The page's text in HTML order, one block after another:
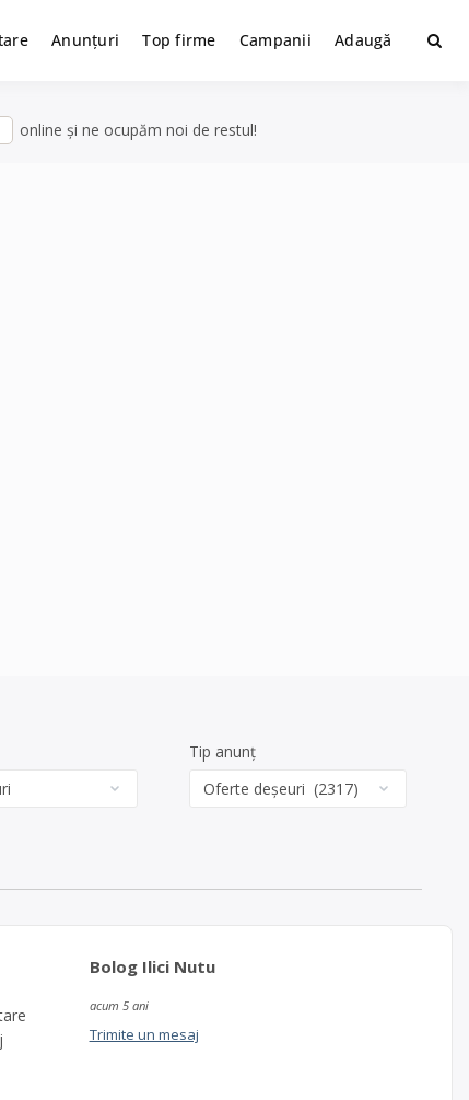
Anunțuri Top firme Campanii Adaugă
online și ne ocupăm noi de restul!
Tip anunț
Bolog Ilici Nutu
acum 5 ani
Trimite un mesaj